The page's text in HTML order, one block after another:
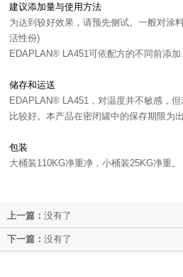
建议添加量与使用方法
为达到较好效果，请预先侧试。一般对涂
活性份)
EDAPLAN® LA451可依配方的不同前添加
储存和运送
EDAPLAN® LA451，对温度并不敏感，
比较好。本产品在密闭罐中的保存期限为
包装
大桶装110KG净重净，小桶装25KG净重。
上一篇： 没有了
下一篇： 没有了